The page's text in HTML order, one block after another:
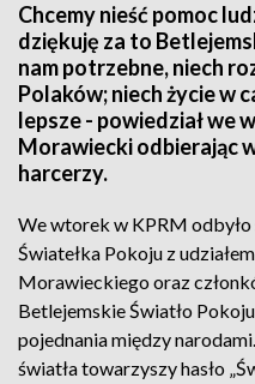
Chcemy nieść pomoc
dziękuję za to
nam potrzebne, niech
Polaków; niech życie w
lepsze - powiedział we
Morawiecki odbierając
harcerzy.
We wtorek w KPRM
Światełka Pokoju z
Morawieckiego oraz
Betlejemskie Światło
pojednania między
światła towarzyszy hasło